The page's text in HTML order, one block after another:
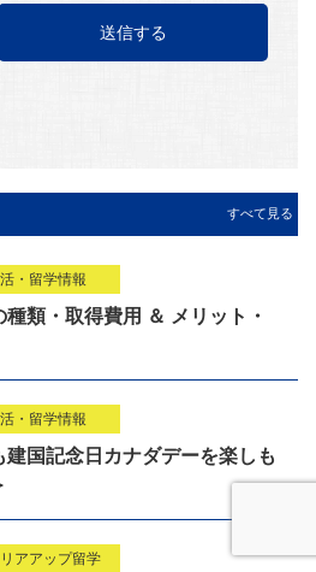
・留学情報
種類・取得費用 ＆ メリット・
・留学情報
建国記念日カナダデーを楽しも
アアップ留学
すべて見る